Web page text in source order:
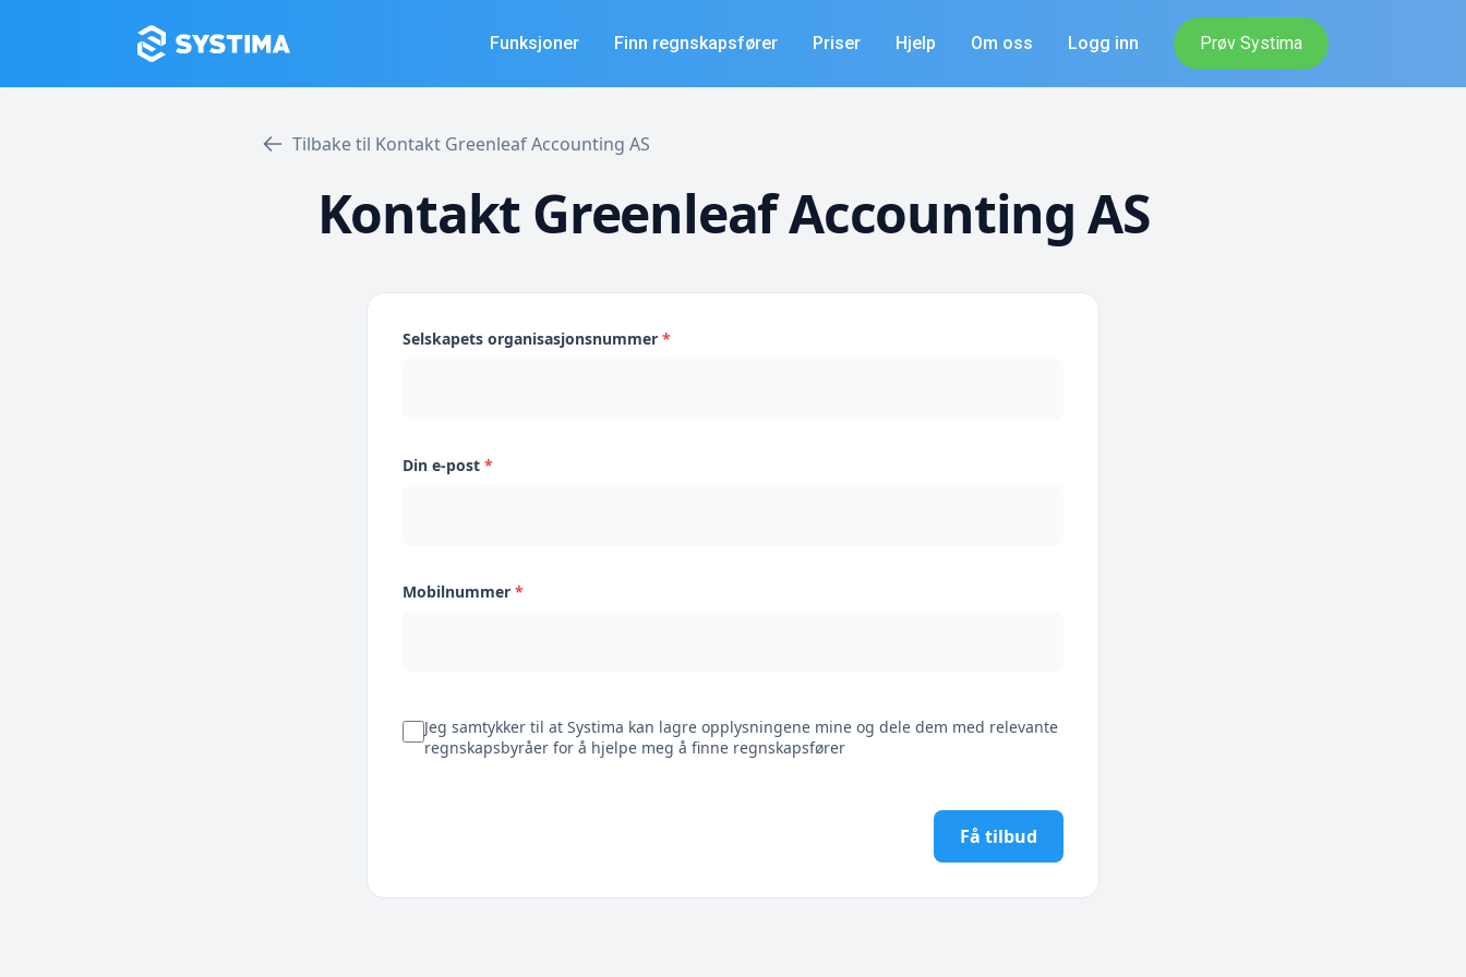
Funksjoner Finn regnskapsfører Priser Hjelp Om oss Logg inn Prøv Systima
Tilbake til Kontakt Greenleaf Accounting AS
Kontakt Greenleaf Accounting AS
Selskapets organisasjonsnummer *
Din e-post *
Mobilnummer *
Jeg samtykker til at Systima kan lagre opplysningene mine og dele dem med relevante
regnskapsbyråer for å hjelpe meg å finne regnskapsfører
Få tilbud